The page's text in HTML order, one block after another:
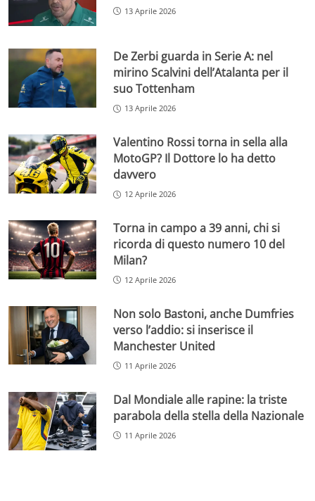
13 Aprile 2026
De Zerbi guarda in Serie A: nel
mirino Scalvini dell’Atalanta per il
suo Tottenham
13 Aprile 2026
Valentino Rossi torna in sella alla
MotoGP? Il Dottore lo ha detto
davvero
12 Aprile 2026
Torna in campo a 39 anni, chi si
ricorda di questo numero 10 del
Milan?
12 Aprile 2026
Non solo Bastoni, anche Dumfries
verso l’addio: si inserisce il
Manchester United
11 Aprile 2026
Dal Mondiale alle rapine: la triste
parabola della stella della Nazionale
11 Aprile 2026